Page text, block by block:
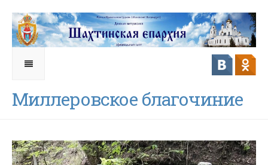
Миллеровское благочиние